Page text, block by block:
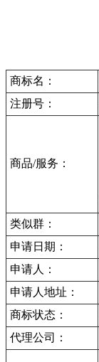
商标名：
注册号：
商品/服务：
类似群：
申请日期：
申请人：
申请人地址：
商标状态：
代理公司：